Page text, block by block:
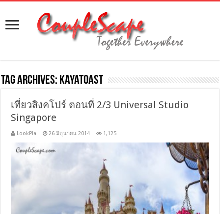
Tag Archives: kayatoast
เที่ยวสิงคโปร์ ตอนที่ 2/3 Universal Studio
Singapore
LookPla 26 มิถุนายน 2014 1,125